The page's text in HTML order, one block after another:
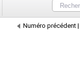
Numéro précédent |